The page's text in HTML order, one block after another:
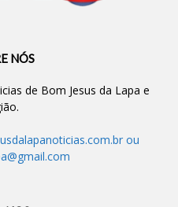
NÓS
de Bom Jesus da Lapa e
ou